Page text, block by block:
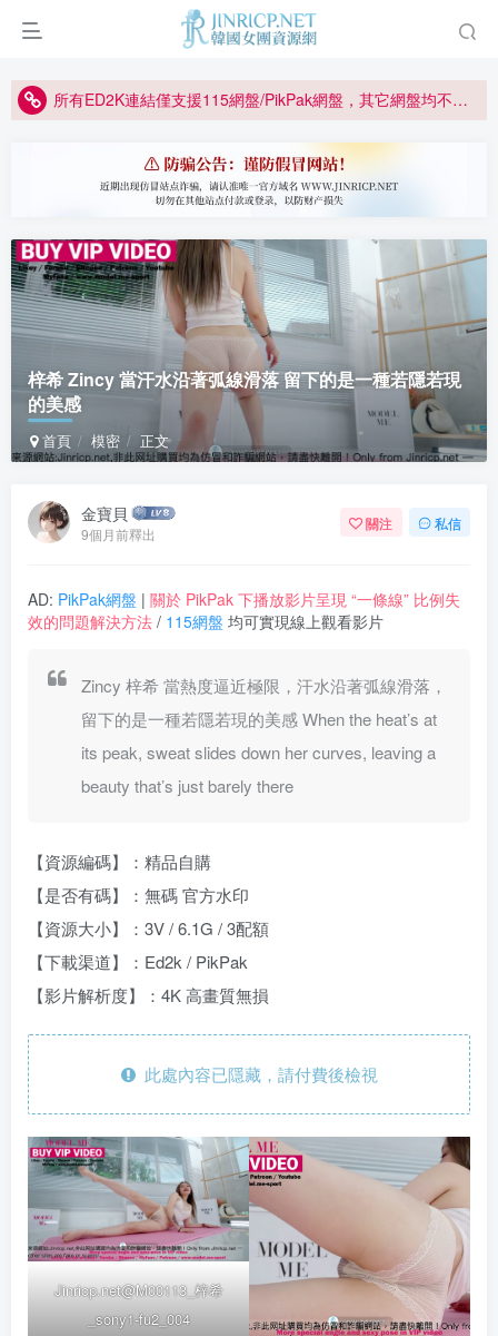
正版宣告: 警惕盜版網站冒充 Jinricp.net [20260605更新]
所有ED2K連結僅支援115網盤/PikPak網盤，其它網盤均不支援
關於 PikPak 下播放影片呈現 “一條線” 的問題報告
如何獲得 Jinricp.net 網站邀請碼
正版宣告: 警惕盜版網站冒充 Jinricp.net [20260605更新]
梓希 Zincy 當汗水沿著弧線滑落 留下的是一種若隱若現
的美感
首頁 模密 正文
金寶貝
9個月前釋出
關注 私信
AD: PikPak網盤 | 關於 PikPak 下播放影片呈現 “一條線” 比例失
效的問題解決方法 / 115網盤 均可實現線上觀看影片
Zincy 梓希 當熱度逼近極限，汗水沿著弧線滑落，
留下的是一種若隱若現的美感 When the heat’s at
its peak, sweat slides down her curves, leaving a
beauty that’s just barely there
【資源編碼】：精品自購
【是否有碼】：無碼 官方水印
【資源大小】：3V / 6.1G / 3配額
【下載渠道】：Ed2k / PikPak
【影片解析度】：4K 高畫質無損
此處內容已隱藏，請付費後檢視
Jinricp.net@M00113_梓希
_sony1-fu2_004